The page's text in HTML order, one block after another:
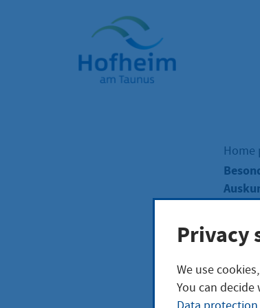
Home"
Home
Privacy
We use
You can